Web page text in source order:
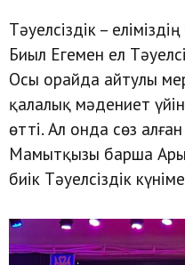
Тәуелсіздік –
Биыл Егемен ел
Осы орайда айтулы
қалалық мәдениет
өтті. Ал онда сөз
Мамытқызы барша
биік Тәуелсіздік